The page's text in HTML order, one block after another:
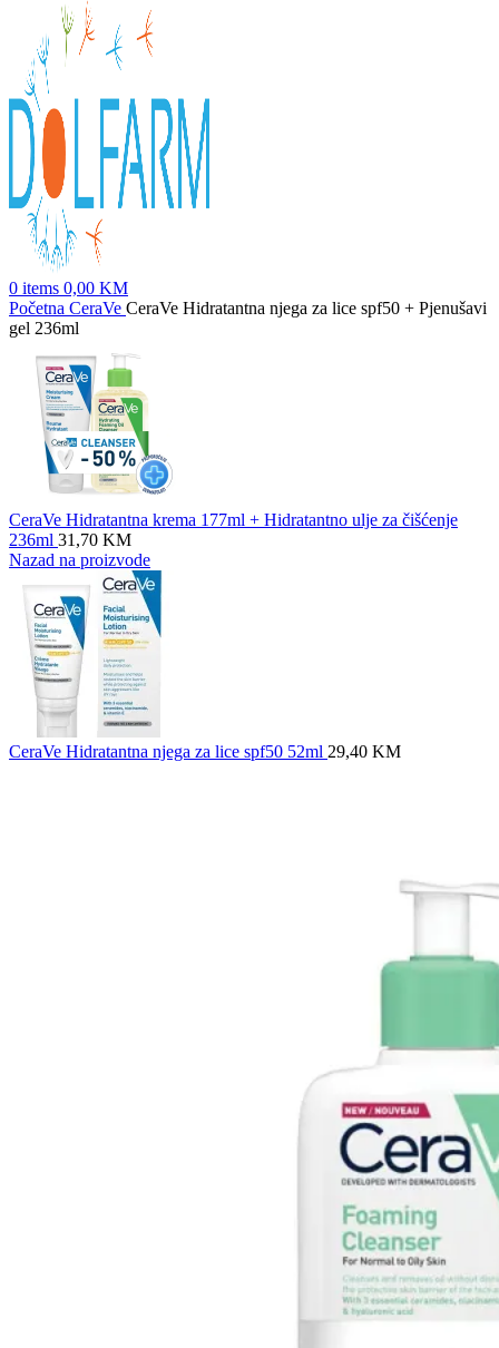
0 items 0,00 KM
Početna CeraVe CeraVe Hidratantna njega za lice spf50 + Pjenušavi
gel 236ml
CeraVe Hidratantna krema 177ml + Hidratantno ulje za čišćenje
236ml 31,70 KM
Nazad na proizvode
CeraVe Hidratantna njega za lice spf50 52ml 29,40 KM